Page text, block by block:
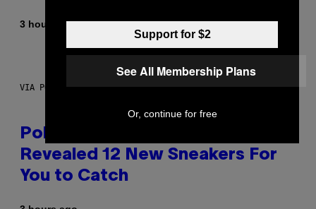
3 hours agoBy | Reviewed by
VIA POKEMON/ADIDAS/NINTENDO
Pokemon and Adidas Just
Revealed 12 New Sneakers For
You to Catch
Support for $2
See All Membership Plans
Or, continue for free